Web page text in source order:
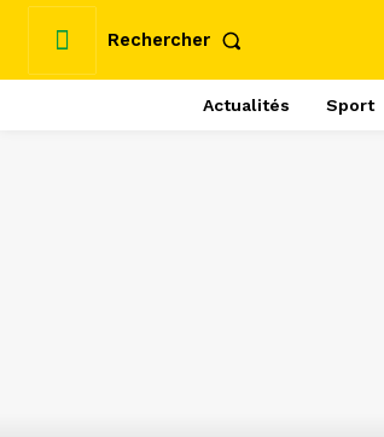
Rechercher
Actualités Sport